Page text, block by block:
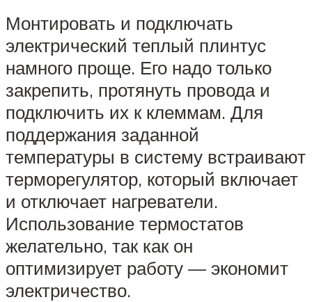
Монтировать и подключать
электрический теплый плинтус
намного проще. Его надо только
закрепить, протянуть провода и
подключить их к клеммам. Для
поддержания заданной
температуры в систему встраивают
терморегулятор, который включает
и отключает нагреватели.
Использование термостатов
желательно, так как он
оптимизирует работу — экономит
электричество.